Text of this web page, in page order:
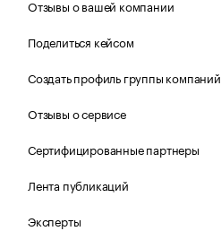
Отзывы о вашей компании
Поделиться кейсом
Создать профиль группы компаний
Отзывы о сервисе
Сертифицированные партнеры
Лента публикаций
Эксперты